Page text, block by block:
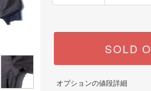
SOLD
オプションの値段詳細